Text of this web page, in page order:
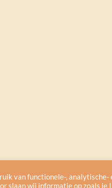
van functionele-, analytische-
slaan wij informatie op zoals je